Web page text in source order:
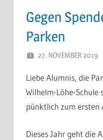
Gegen
Parken
27. NOVEMBER 2019
Liebe Alumnis, die
Wilhelm-Löhe-
pünktlich zum ersten
Dieses Jahr geht die